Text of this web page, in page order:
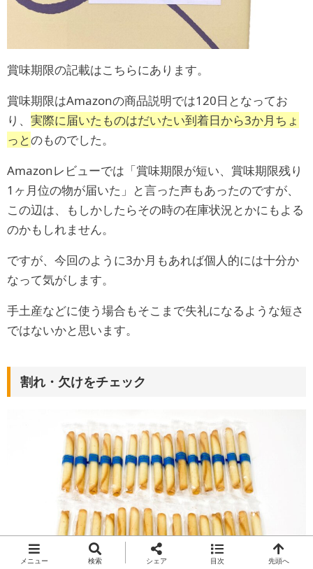
賞味期限の記載はこちらにあります。
賞味期限はAmazonの商品説明では120日となってお
り、 実際に届いたものはだいたい到着日から3か月ちょ
っとのものでした。
Amazonレビューでは「賞味期限が短い、賞味期限残り
1ヶ月位の物が届いた」と言った声もあったのですが、
この辺は、もしかしたらその時の在庫状況とかにもよる
のかもしれません。
ですが、今回のように3か月もあれば個人的には十分か
なって気がします。
手土産などに使う場合もそこまで失礼になるような短さ
ではないかと思います。
割れ・欠けをチェック
メニュー 検索 シェア 目次 先頭へ